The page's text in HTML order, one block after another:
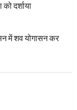
दर्शाया
में शव योगासन कर